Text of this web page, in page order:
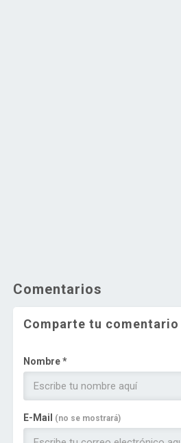
Comentarios
Comparte tu comentario
Nombre *
E-Mail (no se mostrará)